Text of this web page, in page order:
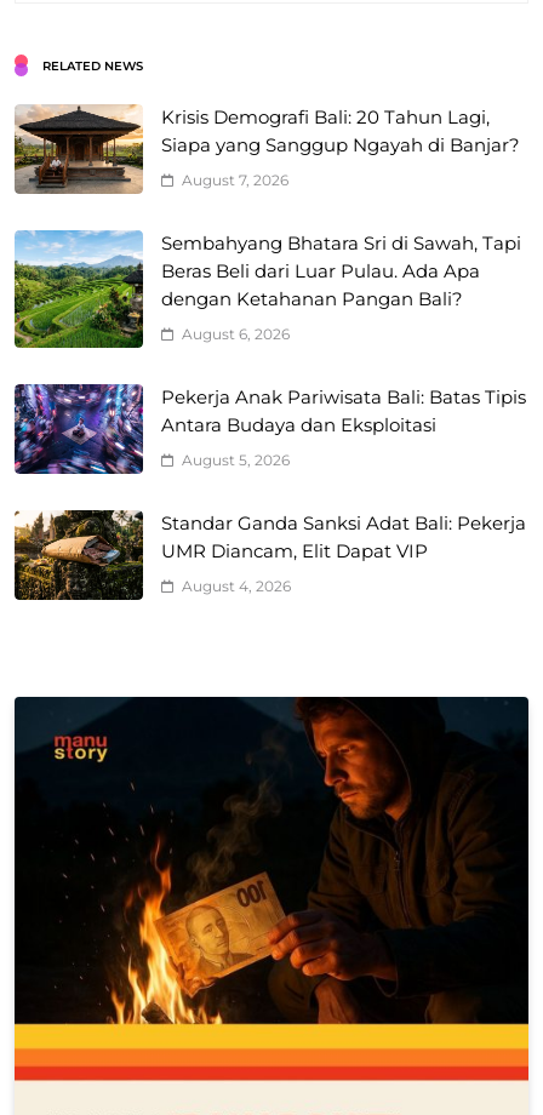
RELATED NEWS
Krisis Demografi Bali: 20 Tahun Lagi,
Siapa yang Sanggup Ngayah di Banjar?
August 7, 2026
Sembahyang Bhatara Sri di Sawah, Tapi
Beras Beli dari Luar Pulau. Ada Apa
dengan Ketahanan Pangan Bali?
August 6, 2026
Pekerja Anak Pariwisata Bali: Batas Tipis
Antara Budaya dan Eksploitasi
August 5, 2026
Standar Ganda Sanksi Adat Bali: Pekerja
UMR Diancam, Elit Dapat VIP
August 4, 2026